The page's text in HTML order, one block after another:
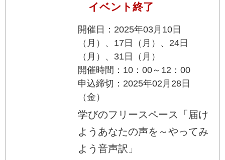
イベント終了
開催日：2025年03月10日
（月）、17日（月）、24日
（月）、31日（月）
開催時間：10：00～12：00
申込締切：2025年02月28日
（金）
学びのフリースペース「届け
ようあなたの声を～やってみ
よう音声訳」